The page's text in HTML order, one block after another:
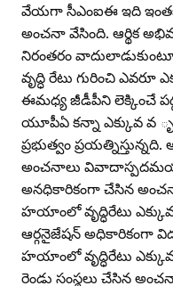
వేయగా సీఎంఐఈ ఇది
అంచనా వేసింది. ఆర్థిక అభివ
నిరంతరం
వృద్ధి రేటు గురించి
ఈమధ్య జీడీపీని లెక్కించే
యూపీఏ కన్నా ఎక్కువ వ
ప్రభుత్వం
అంచనాలు
అనధికారికంగా చేసిన
హయాంలో వృద్ధిరేటు
ఆర్గనైజేషన్‌ అధికారికంగా
హయాంలో వృద్ధిరేటు
రెండు సంస్థలు చేసిన